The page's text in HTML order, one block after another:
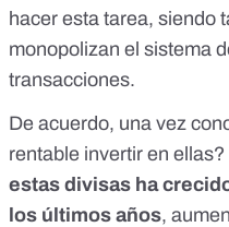
hacer esta tarea, siendo
monopolizan el sistema
transacciones.
De acuerdo, una vez
rentable invertir en
estas divisas ha
los últimos años,